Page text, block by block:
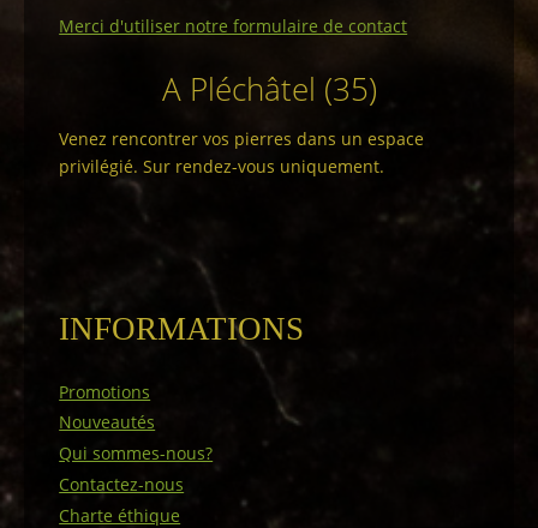
Merci d'utiliser notre formulaire de contact
A Pléchâtel (35)
Venez rencontrer vos pierres dans un espace
privilégié. Sur rendez-vous uniquement.
INFORMATIONS
Promotions
Nouveautés
Qui sommes-nous?
Contactez-nous
Charte éthique